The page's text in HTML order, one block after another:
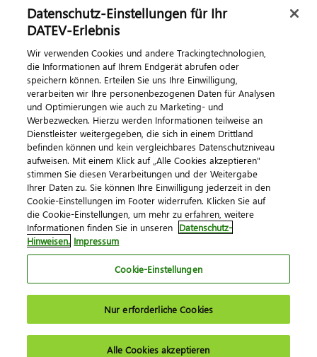
Dialog & Medien
Veranstaltungen
DATEV magazin
DATEV-Community
DATEV-Newsletter
Kontaktieren Sie uns
© 2026 DATEV eG
ImpressumDatenschutzAGBKontakt
Cookie-Einstellungen
Datenschutz-Einstellungen für Ihr
DATEV-Erlebnis
Wir verwenden Cookies und andere Trackingtechnologien,
die Informationen auf Ihrem Endgerät abrufen oder
speichern können. Erteilen Sie uns Ihre Einwilligung,
verarbeiten wir Ihre personenbezogenen Daten für Analysen
und Optimierungen wie auch zu Marketing- und
Werbezwecken. Hierzu werden Informationen teilweise an
Dienstleister weitergegeben, die sich in einem Drittland
befinden können und kein vergleichbares Datenschutzniveau
aufweisen. Mit einem Klick auf „Alle Cookies akzeptieren"
stimmen Sie diesen Verarbeitungen und der Weitergabe
Ihrer Daten zu. Sie können Ihre Einwilligung jederzeit in den
Cookie-Einstellungen im Footer widerrufen. Klicken Sie auf
die Cookie-Einstellungen, um mehr zu erfahren, weitere
Informationen finden Sie in unseren Datenschutz-
Hinweisen. Impressum
Cookie-Einstellungen
Nur erforderliche Cookies
Alle Cookies akzeptieren